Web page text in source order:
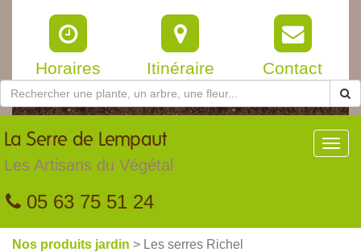
Horaires Itinéraire Contact
La Serre de Lempaut
Les Artisans du Végétal
05 63 75 51 24
Nos produits jardin > Les serres Richel